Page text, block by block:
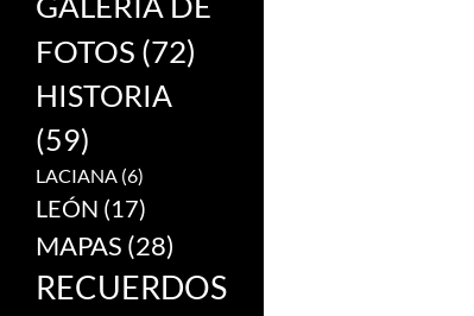
FOTOS (72)
HISTORIA
(59)
LACIANA (6)
LEÓN (17)
MAPAS (28)
RECUERDOS